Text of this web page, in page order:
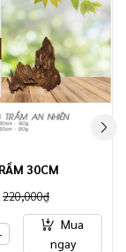
30CM
220,000₫
Mua
ngay